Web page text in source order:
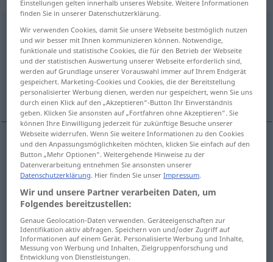
Fabelf
Übersicht aller Übersetzungen
(Für mehr Details die Übersetzung anklicken/antippen)
басня фантазия фабула, сюжет
басня,-ен GENPL FabelTiergeschichte
фантазия FabelFantasieprodukt
фабула Fabel
Einstellungen gelten innerhalb unseres Website. Weitere Informationen
finden Sie in unserer Datenschutzerklärung.
Wir verwenden Cookies, damit Sie unsere Webseite bestmöglich nutzen
und wir besser mit Ihnen kommunizieren können. Notwendige,
funktionale und statistische Cookies, die für den Betrieb der Webseite
und der statistischen Auswertung unserer Webseite erforderlich sind,
werden auf Grundlage unserer Vorauswahl immer auf Ihrem Endgerät
gespeichert. Marketing-Cookies und Cookies, die der Bereitstellung
personalisierter Werbung dienen, werden nur gespeichert, wenn Sie uns
durch einen Klick auf den „Akzeptieren“-Button Ihr Einverständnis
geben. Klicken Sie ansonsten auf „Fortfahren ohne Akzeptieren“. Sie
können Ihre Einwilligung jederzeit für zukünftige Besuche unserer
Webseite widerrufen. Wenn Sie weitere Informationen zu den Cookies
und den Anpassungsmöglichkeiten möchten, klicken Sie einfach auf den
Button „Mehr Optionen“. Weitergehende Hinweise zu der
Datenverarbeitung entnehmen Sie ansonsten unserer
Datenschutzerklärung. Hier finden Sie unserImpressum.
Wir und unsere Partner verarbeiten Daten, um
Folgendes bereitzustellen:
Genaue Geolocation-Daten verwenden. Geräteeigenschaften zur
Identifikation aktiv abfragen. Speichern von und/oder Zugriff auf
Informationen auf einem Gerät. Personalisierte Werbung und Inhalte,
Messung von Werbung und Inhalten, Zielgruppenforschung und
Entwicklung von Dienstleistungen.